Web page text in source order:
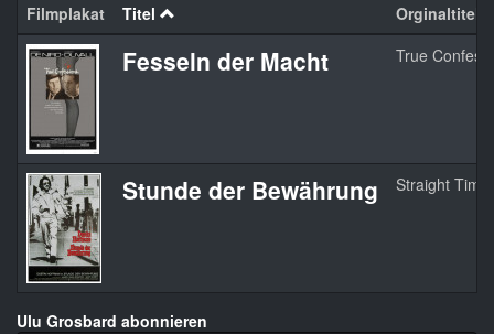
Filmplakat Titel Orginaltitel
Fesseln der Macht True
Stunde der Bewährung Straight Time
Ulu Grosbard abonnieren